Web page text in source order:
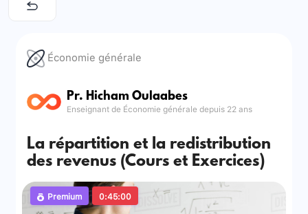
Économie générale
Pr. Hicham Oulaabes
Enseignant de Économie générale depuis 22 ans
La répartition et la redistribution
des revenus (Cours et Exercices)
Premium 0:45:00